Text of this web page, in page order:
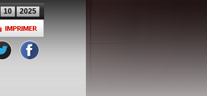
10 2025